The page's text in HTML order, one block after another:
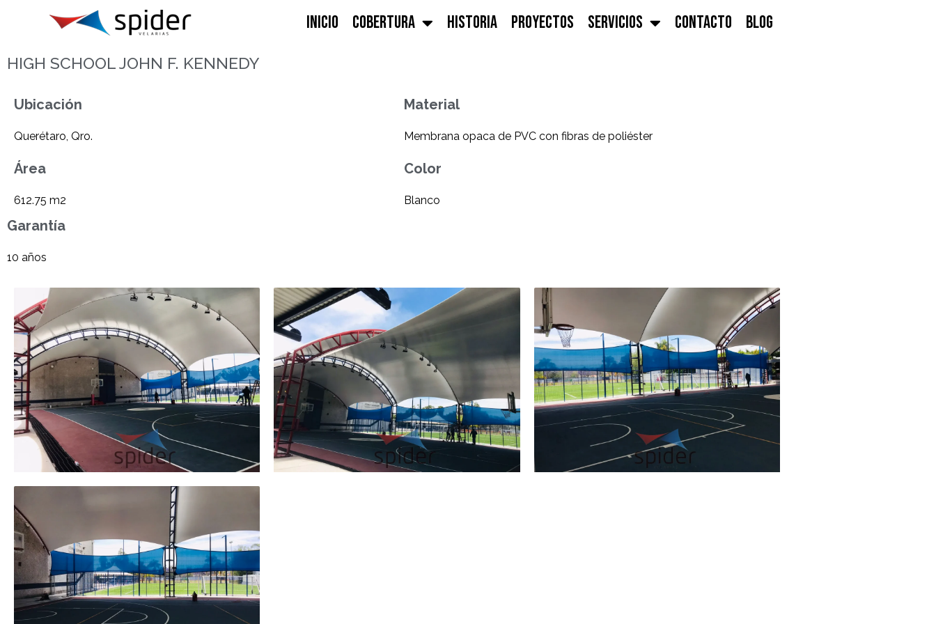
INICIO COBERTURA HISTORIA PROYECTOS SERVICIOS CONTACTO BLOG
HIGH SCHOOL JOHN F. KENNEDY
Ubicación
Querétaro, Qro.
Área
612.75 m2
Material
Membrana opaca de PVC con fibras de poliéster
Color
Blanco
Garantía
10 años